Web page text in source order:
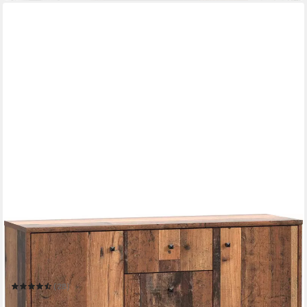
FORTE
Kommode Tempra, Kommode, 2 Türen, 5 Schubkästen, viel
Stauraum
108,8 x 85,5 x 34,8 cm
B/H/T
(28)
115,00 € UVP 339,00 €